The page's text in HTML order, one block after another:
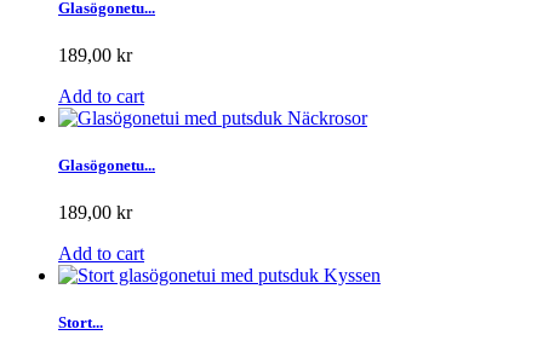
Glasögonetu...
189,00 kr
Add to cart
Glasögonetu...
189,00 kr
Add to cart
Stort...